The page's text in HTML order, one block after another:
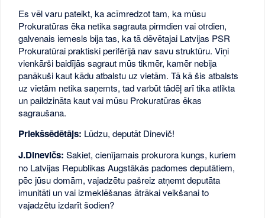
Es vēl varu pateikt, ka acīmredzot tam, ka mūsu
Prokuratūras ēka netika sagrauta pirmdien vai otrdien,
galvenais iemesls bija tas, ka tā dēvētajai Latvijas PSR
Prokuratūrai praktiski perifērijā nav savu struktūru. Viņi
vienkārši baidījās sagraut mūs tikmēr, kamēr nebija
panākuši kaut kādu atbalstu uz vietām. Tā kā šis atbalsts
uz vietām netika saņemts, tad varbūt tādēļ arī tika atlikta
un paildzināta kaut vai mūsu Prokuratūras ēkas
sagraušana.
Priekšsēdētājs: Lūdzu, deputāt Dinevič!
J.Dinevičs: Sakiet, cienījamais prokurora kungs, kuriem
no Latvijas Republikas Augstākās padomes deputātiem,
pēc jūsu domām, vajadzētu pašreiz atņemt deputāta
imunitāti un vai izmeklēšanas ātrākai veikšanai to
vajadzētu izdarīt šodien?